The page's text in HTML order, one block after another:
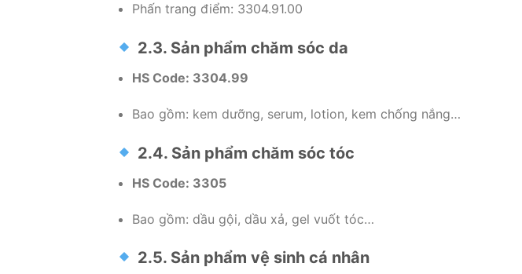
Phấn trang điểm: 3304.91.00
2.3. Sản phẩm chăm sóc da
HS Code: 3304.99
Bao gồm: kem dưỡng, serum, lotion, kem chống nắng…
2.4. Sản phẩm chăm sóc tóc
HS Code: 3305
Bao gồm: dầu gội, dầu xả, gel vuốt tóc…
2.5. Sản phẩm vệ sinh cá nhân